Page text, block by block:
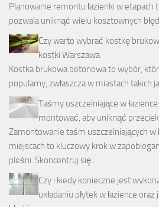
Planowanie remontu łazienki w etapach
pozwala uniknąć wielu kosztownych
Czy warto wybrać kostkę
kostki Warszawa
Kostka brukowa betonowa to wybór,
popularny, zwłaszcza w miastach takich
Taśmy uszczelniające w
montować, aby uniknąć
Zamontowanie taśm uszczelniających w
miejscach to kluczowy krok w
pleśni. Skoncentruj się …
Czy i kiedy konieczne jest
układaniu płytek w łazience